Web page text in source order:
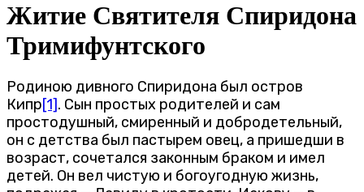
Житие Cвятителя Спиридона
Тримифунтского
Родиною дивного Спиридона был остров
Кипр[1]. Сын простых родителей и сам
простодушный, смиренный и добродетельный,
он с детства был пастырем овец, а пришедши в
возраст, сочетался законным браком и имел
детей. Он вел чистую и богоугодную жизнь,